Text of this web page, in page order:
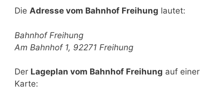
Die Adresse vom Bahnhof Freihung lautet:
Bahnhof Freihung
Am Bahnhof 1, 92271 Freihung
Der Lageplan vom Bahnhof Freihung auf einer
Karte: